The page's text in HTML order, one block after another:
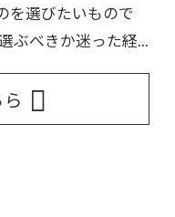
を選びたいもので
ぶべきか迷った経...